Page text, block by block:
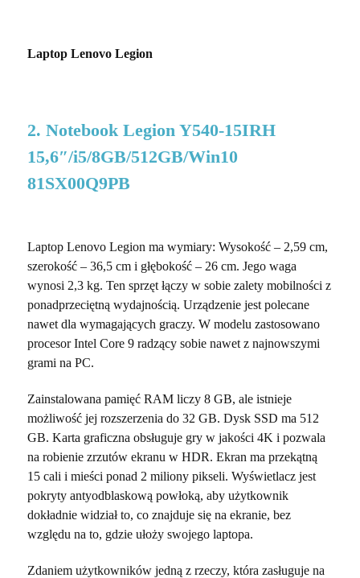
Laptop Lenovo Legion
2. Notebook Legion Y540-15IRH
15,6″/i5/8GB/512GB/Win10
81SX00Q9PB
Laptop Lenovo Legion ma wymiary: Wysokość – 2,59 cm,
szerokość – 36,5 cm i głębokość – 26 cm. Jego waga
wynosi 2,3 kg. Ten sprzęt łączy w sobie zalety mobilności z
ponadprzeciętną wydajnością. Urządzenie jest polecane
nawet dla wymagających graczy. W modelu zastosowano
procesor Intel Core 9 radzący sobie nawet z najnowszymi
grami na PC.
Zainstalowana pamięć RAM liczy 8 GB, ale istnieje
możliwość jej rozszerzenia do 32 GB. Dysk SSD ma 512
GB. Karta graficzna obsługuje gry w jakości 4K i pozwala
na robienie zrzutów ekranu w HDR. Ekran ma przekątną
15 cali i mieści ponad 2 miliony pikseli. Wyświetlacz jest
pokryty antyodblaskową powłoką, aby użytkownik
dokładnie widział to, co znajduje się na ekranie, bez
względu na to, gdzie ułoży swojego laptopa.
Zdaniem użytkowników jedną z rzeczy, która zasługuje na